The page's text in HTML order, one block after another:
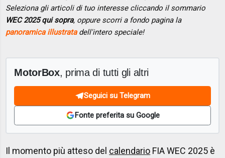
Seleziona gli articoli di tuo interesse cliccando il sommario
WEC 2025 qui sopra, oppure scorri a fondo pagina la
panoramica illustratadell'intero speciale!
MotorBox, prima di tutti gli altri
Seguici su Telegram
Fonte preferita su Google
Il momento più atteso del calendario FIA WEC 2025 è